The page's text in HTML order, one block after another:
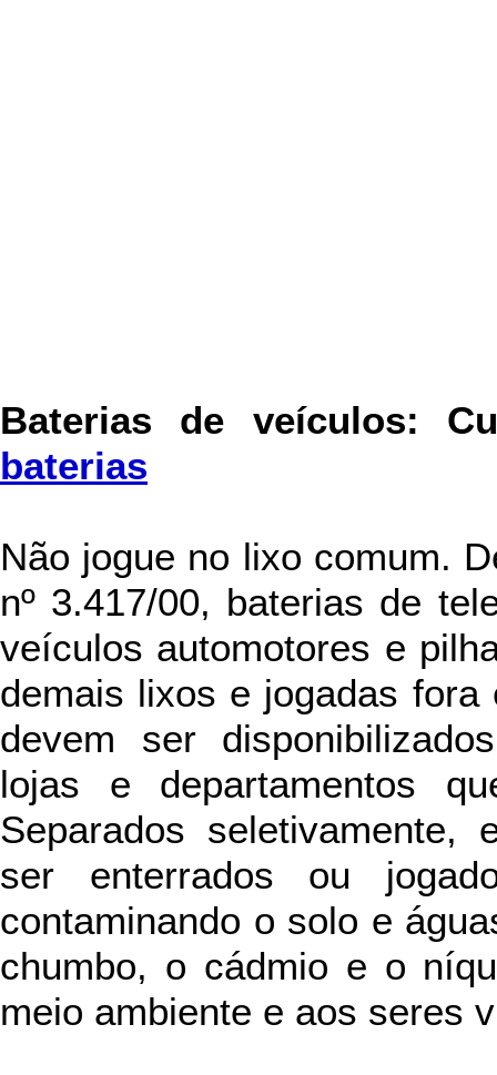
Baterias de veículos:
baterias
Não jogue no lixo comum.
nº 3.417/00, baterias de
veículos automotores e
demais lixos e jogadas
devem ser
lojas e departamentos
Separados seletivamente,
ser enterrados ou
contaminando o solo e
chumbo, o cádmio e o
meio ambiente e aos seres